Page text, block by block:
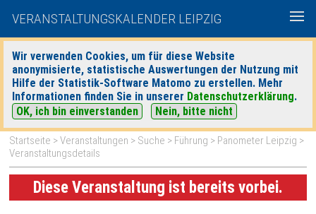
VERANSTALTUNGSKALENDER LEIPZIG
Wir verwenden Cookies, um für diese Website
anonymisierte, statistische Auswertungen der Nutzung mit
Hilfe der Statistik-Software Matomo zu erstellen. Mehr
Informationen finden Sie in unserer Datenschutzerklärung.
OK, ich bin einverstanden
Nein, bitte nicht
heute|morgen| Detaillierte Suche
Startseite >Veranstaltungen > Suche > Führung > Panometer Leipzig >
Veranstaltungsdetails
Diese Veranstaltung ist bereits vorbei.